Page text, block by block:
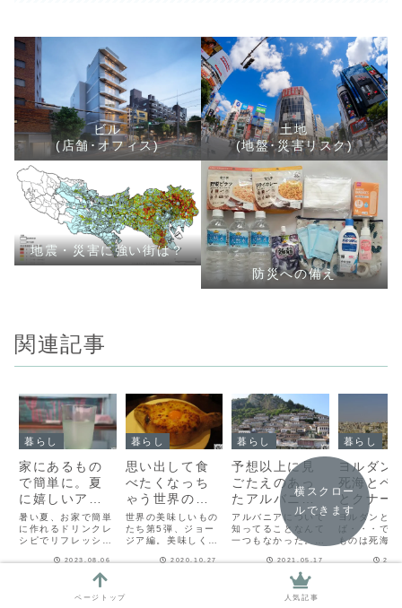
ビル
(店舗･オフィス)
土地
(地盤･災害リスク)
地震・災害に強い街は？
防災への備え
関連記事
暮らし
家にあるもの
で簡単に。夏
に嬉しいアイ
スドリンクレ
シピ6選！【チ
ャイ処キング
のナマステな
暑い夏、お家で簡単
に作れるドリンクレ
シピでリフレッシュ
2023.08.06
暮らし
思い出して食
べたくなっち
ゃう世界の美
味しいものた
ち⑤【チャイ
処キングのナ
マステな
世界の美味しいもの
たち第5弾、ジョー
ジア編。美味しくて
いらない、そんなジ
2020.10.27
暮らし
予想以上に見
ごたえのあっ
たアルバニア
【チャイ処キ
ングのナマス
テな日々-41】
アルバニアについて
知ってることなんて
一つもなかった。だ
外とよかった、そん
なお国のご紹介
2021.05.17
暮らし
ヨルダン
死海とペ
とクナー
がある【
イ処キン
ナマステ
日々-54
ヨルダンと言
ば・・・で
ものは死海
それだけで
横スクロー
ルできます
ページトップ 人気記事